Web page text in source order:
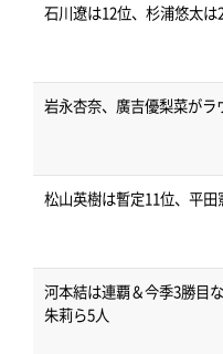
石川遼は12位、杉浦悠太
岩永杏奈、廣吉優梨菜が
松山英樹は暫定11位、平
河本結は連覇＆今季3勝目
朱莉ら5人